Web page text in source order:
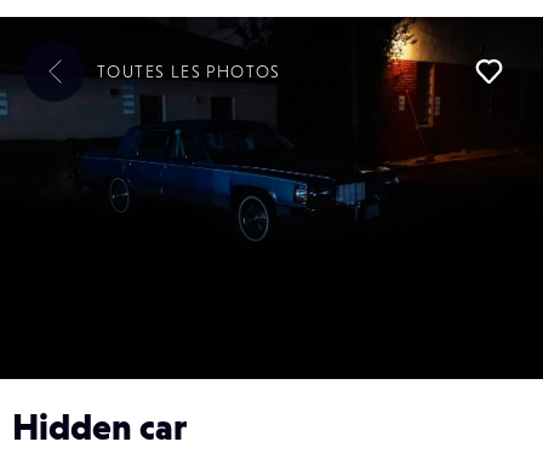
Hidden car
TOUTES LES PHOTOS